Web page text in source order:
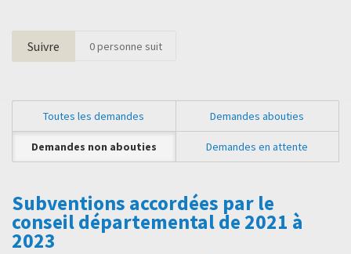
Suivre 0personne suit
Toutes les demandes Demandes abouties
Demandes non abouties Demandes en attente
Subventions accordées par le
conseil départemental de 2021 à
2023